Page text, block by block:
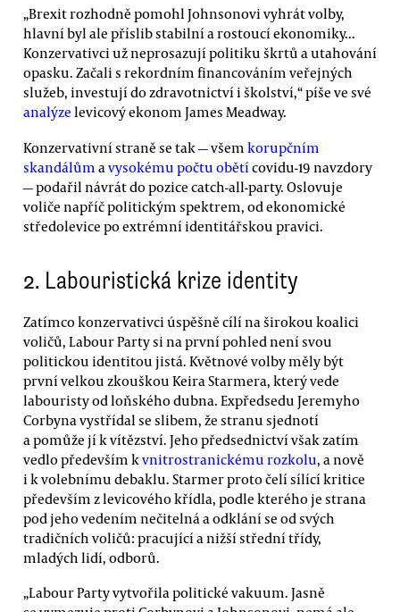
„Brexit rozhodně pomohl Johnsonovi vyhrát volby,
hlavní byl ale příslib stabilní a rostoucí ekonomiky...
Konzervativci už neprosazují politiku škrtů a utahování
opasku. Začali s rekordním financováním veřejných
služeb, investují do zdravotnictví i školství,“ píše ve své
analýze levicový ekonom James Meadway.
Konzervativní straně se tak — všem korupčním
skandálům a vysokému počtu obětí covidu-19 navzdory
— podařil návrát do pozice catch-all-party. Oslovuje
voliče napříč politickým spektrem, od ekonomické
středolevice po extrémní identitářskou pravici.
2. Labouristická krize identity
Zatímco konzervativci úspěšně cílí na širokou koalici
voličů, Labour Party si na první pohled není svou
politickou identitou jistá. Květnové volby měly být
první velkou zkouškou Keira Starmera, který vede
labouristy od loňského dubna. Expředsedu Jeremyho
Corbyna vystřídal se slibem, že stranu sjednotí
a pomůže jí k vítězství. Jeho předsednictví však zatím
vedlo především kvnitrostranickému rozkolu, a nově
i k volebnímu debaklu. Starmer proto čelí sílící kritice
především z levicového křídla, podle kterého je strana
pod jeho vedením nečitelná a odklání se od svých
tradičních voličů: pracující a nižší střední třídy,
mladých lidí, odborů.
„Labour Party vytvořila politické vakuum. Jasně